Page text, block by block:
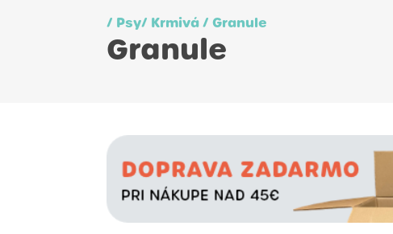
/ Psy/ Krmivá/ Granule
Granule